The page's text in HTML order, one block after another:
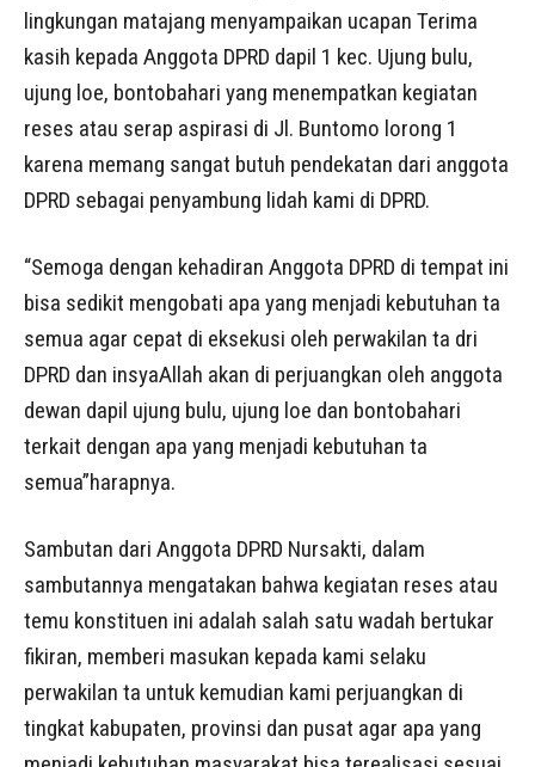
lingkungan matajang menyampaikan ucapan Terima
kasih kepada Anggota DPRD dapil 1 kec. Ujung bulu,
ujung loe, bontobahari yang menempatkan kegiatan
reses atau serap aspirasi di Jl. Buntomo lorong 1
karena memang sangat butuh pendekatan dari anggota
DPRD sebagai penyambung lidah kami di DPRD.
“Semoga dengan kehadiran Anggota DPRD di tempat ini
bisa sedikit mengobati apa yang menjadi kebutuhan ta
semua agar cepat di eksekusi oleh perwakilan ta dri
DPRD dan insyaAllah akan di perjuangkan oleh anggota
dewan dapil ujung bulu, ujung loe dan bontobahari
terkait dengan apa yang menjadi kebutuhan ta
semua”harapnya.
Sambutan dari Anggota DPRD Nursakti, dalam
sambutannya mengatakan bahwa kegiatan reses atau
temu konstituen ini adalah salah satu wadah bertukar
fikiran, memberi masukan kepada kami selaku
perwakilan ta untuk kemudian kami perjuangkan di
tingkat kabupaten, provinsi dan pusat agar apa yang